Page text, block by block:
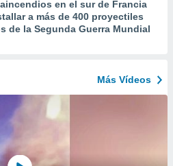
en el sur de Francia
a más de 400 proyectiles
de la Segunda Guerra Mundial
Más Vídeos